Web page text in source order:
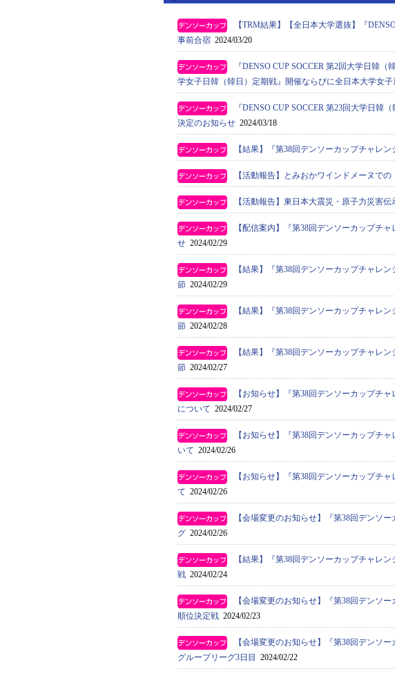
【TRM結果】【全日本大学選抜】『
事前合宿 2024/03/20
『DENSO CUP SOCCER 第2回大学日韓
学女子日韓（韓日）定期戦』開催ならびに全日本大学女
『DENSO CUP SOCCER 第23回大学日
決定のお知らせ 2024/03/18
【結果】『第38回デンソーカップチャレ
【活動報告】とみおかワインドメーヌでの
【活動報告】東日本大震災・原子力災害伝
【配信案内】『第38回デンソーカップチ
せ 2024/02/29
【結果】『第38回デンソーカップチャレ
節 2024/02/29
【結果】『第38回デンソーカップチャレ
節 2024/02/28
【結果】『第38回デンソーカップチャレ
節 2024/02/27
【お知らせ】『第38回デンソーカップチ
について 2024/02/27
【お知らせ】『第38回デンソーカップチ
いて 2024/02/26
【お知らせ】『第38回デンソーカップチ
て 2024/02/26
【会場変更のお知らせ】『第38回デンソ
グ 2024/02/26
【結果】『第38回デンソーカップチャ
戦 2024/02/24
【会場変更のお知らせ】『第38回デンソ
順位決定戦 2024/02/23
【会場変更のお知らせ】『第38回デンソ
グループリーグ3日目 2024/02/22